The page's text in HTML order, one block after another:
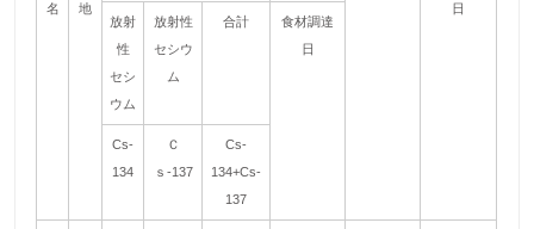
名
地
日
放射
性
セシ
ウム
放射性
セシウ
ム
合計
食材調達
日
Cs-
134
Ｃ
ｓ-137
Cs-
134+Cs-
137